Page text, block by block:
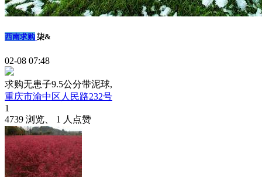
西南求购 柒&
02-08 07:48
求购无患子9.5公分带泥球,
重庆市渝中区人民路232号
1
4739 浏览、 1 人点赞